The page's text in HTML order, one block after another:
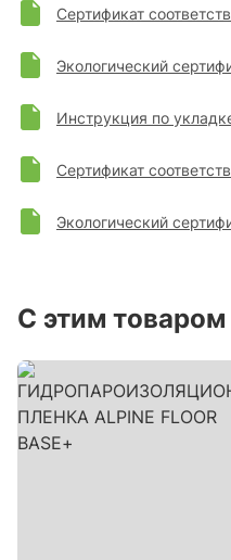
Сертификат
Экологический
Инструкция по
Сертификат
Экологический
С этим